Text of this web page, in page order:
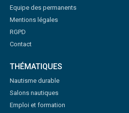
Equipe des permanents
Mentions légales
RGPD
Contact
THÉMATIQUES
Nautisme durable
Salons nautiques
Emploi et formation